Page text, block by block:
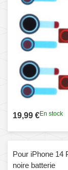
19,99 €En stock
Pour iPhone 14
noire batterie